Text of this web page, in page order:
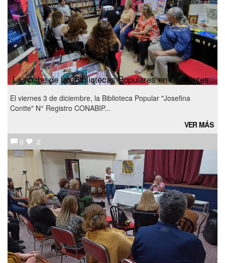
La noche de las Bibliotecas Populares en Corrientes
El viernes 3 de diciembre, la Biblioteca Popular "Josefina
Contte" N° Registro CONABIP...
VER MÁS
0
2